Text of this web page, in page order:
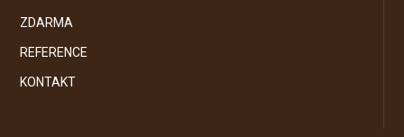
ZDARMA
REFERENCE
KONTAKT